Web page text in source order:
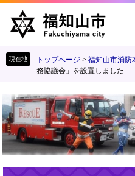
。
て
本
文
へ
トップページ > 福知山市消防
務協議会」を設置しました